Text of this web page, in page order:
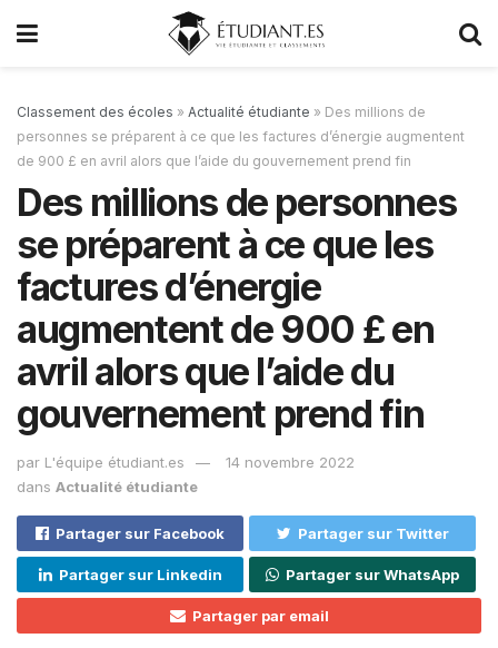
Classement des écoles » Actualité étudiante » Des millions de
personnes se préparent à ce que les factures d’énergie augmentent
de 900 £ en avril alors que l’aide du gouvernement prend fin
Des millions de personnes
se préparent à ce que les
factures d’énergie
augmentent de 900 £ en
avril alors que l’aide du
gouvernement prend fin
par L'équipe étudiant.es
14 novembre 2022
dans Actualité étudiante
Partager sur Facebook Partager sur Twitter
Partager sur Linkedin Partager sur WhatsApp
Partager par email